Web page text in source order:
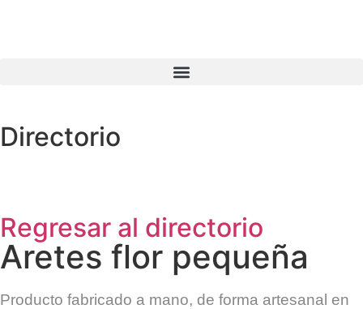
Directorio
Regresar al directorio
Aretes flor pequeña
Producto fabricado a mano, de forma artesanal en